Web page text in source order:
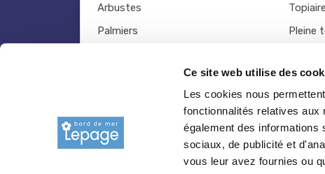
Ce site web utilise des
Les cookies nous
fonctionnalités relatives aux
également des informations
sociaux, de publicité et
vous leur avez fournies ou
Arbustes
Palmiers
Rosiers
Topiaire
Pleine
Vivaces
Outils